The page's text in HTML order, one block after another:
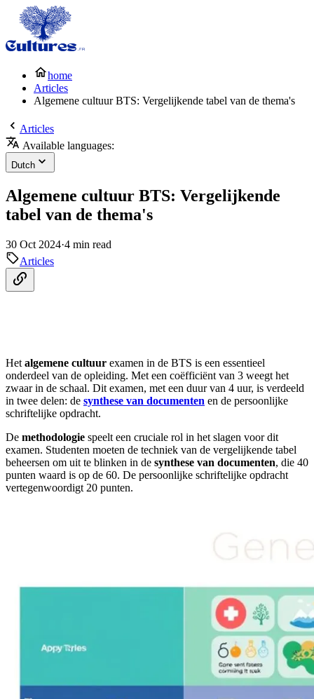
home
Articles
Algemene cultuur BTS: Vergelijkende tabel van de thema's
Articles
Available languages:
Dutch
Algemene cultuur BTS: Vergelijkende
tabel van de thema's
30 Oct 2024·4 min read
Articles
Het algemene cultuur examen in de BTS is een essentieel
onderdeel van de opleiding. Met een coëfficiënt van 3 weegt het
zwaar in de schaal. Dit examen, met een duur van 4 uur, is verdeeld
in twee delen: de synthese van documenten en de persoonlijke
schriftelijke opdracht.
De methodologie speelt een cruciale rol in het slagen voor dit
examen. Studenten moeten de techniek van de vergelijkende tabel
beheersen om uit te blinken in de synthese van documenten, die 40
punten waard is op de 60. De persoonlijke schriftelijke opdracht
vertegenwoordigt 20 punten.